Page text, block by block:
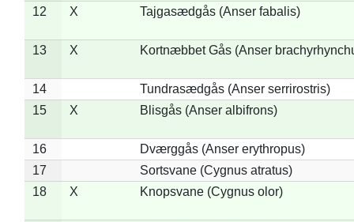
12 X Tajgasædgås (Anser fabalis)
13 X Kortnæbbet Gås (Anser
14
Tundrasædgås (Anser serrirostris)
15
X Blisgås (Anser albifrons)
16
Dværggås (Anser erythropus)
17
Sortsvane (Cygnus atratus)
18
X Knopsvane (Cygnus olor)